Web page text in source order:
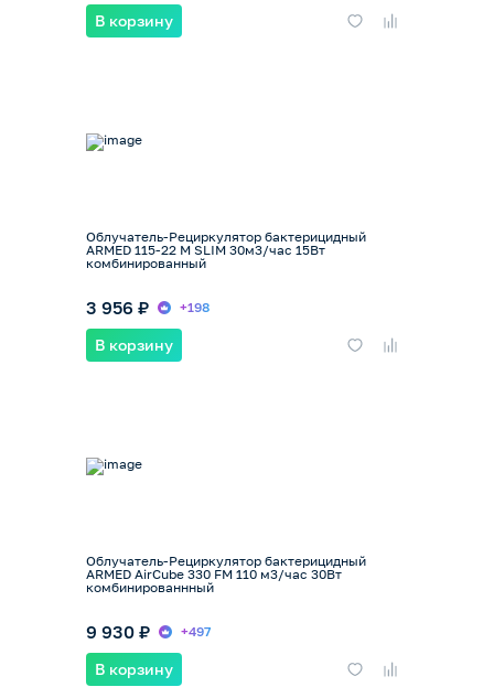
В корзину
Облучатель-Рециркулятор бактерицидный
ARMED 115-22 M SLIM 30м3/час 15Вт
комбинированный
3 956 ₽ +198
В корзину
Облучатель-Рециркулятор бактерицидный
ARMED AirCube 330 FM 110 м3/час 30Вт
комбинированнный
9 930 ₽ +497
В корзину